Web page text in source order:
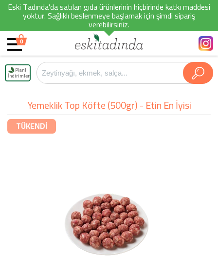
Eski Tadında'da satılan gıda ürünlerinin hiçbirinde katkı maddesi
yoktur. Sağlıklı beslenmeye başlamak için şimdi sipariş
verebilirsiniz.
0
Planlı
İndirimler
Yemeklik Top Köfte (500gr) - Etin En İyisi
TÜKENDİ